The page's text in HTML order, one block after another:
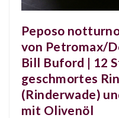
Peposo
von Petromax/
Bill Buford | 12
geschmortes
(Rinderwade)
mit Olivenöl